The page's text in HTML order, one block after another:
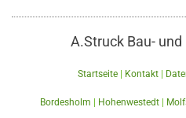
A.Struck Bau-
Startseite | Kontakt |
Bordesholm | Hohenwestedt |